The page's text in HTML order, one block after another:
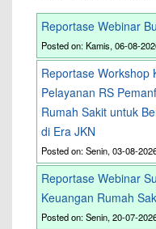
Reportase Webinar
Posted on: Kamis, 06-08-
Reportase Workshop
Pelayanan RS
Rumah Sakit untuk
di Era JKN
Posted on: Senin, 03-08-
Reportase Webinar
Keuangan Rumah
Posted on: Senin, 20-07-